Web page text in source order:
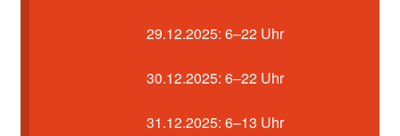
29.12.2025: 6–22 Uhr
30.12.2025: 6–22 Uhr
31.12.2025: 6–13 Uhr